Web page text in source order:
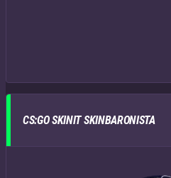
CS:GO SKINIT SKINBARONISTA